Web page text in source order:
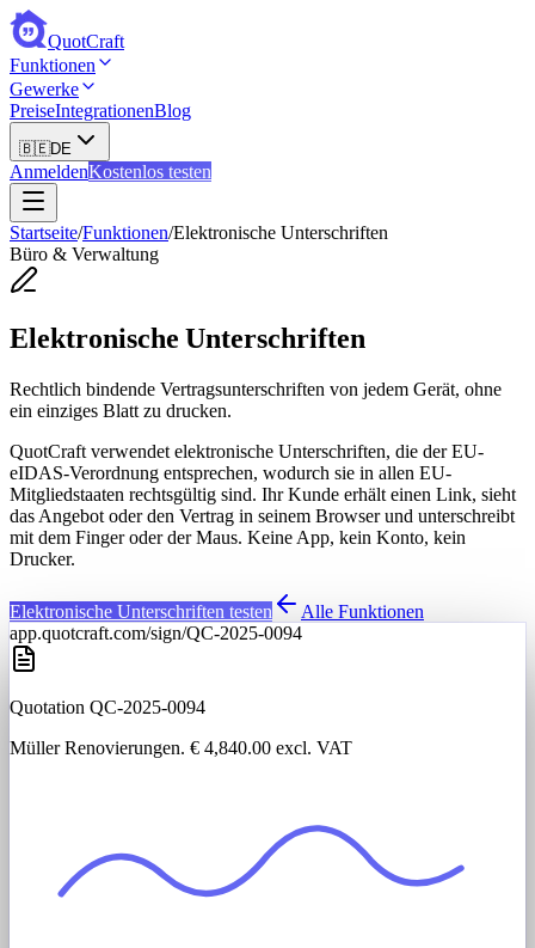
QuotCraft
Funktionen
Gewerke
PreiseIntegrationenBlog
🇧🇪DE
AnmeldenKostenlos testen
Startseite/Funktionen/Elektronische Unterschriften
Büro & Verwaltung
Elektronische Unterschriften
Rechtlich bindende Vertragsunterschriften von jedem Gerät, ohne
ein einziges Blatt zu drucken.
QuotCraft verwendet elektronische Unterschriften, die der EU-
eIDAS-Verordnung entsprechen, wodurch sie in allen EU-
Mitgliedstaaten rechtsgültig sind. Ihr Kunde erhält einen Link, sieht
das Angebot oder den Vertrag in seinem Browser und unterschreibt
mit dem Finger oder der Maus. Keine App, kein Konto, kein
Drucker.
Elektronische Unterschriften testen
Alle Funktionen
app.quotcraft.com/sign/QC-2025-0094
Quotation QC-2025-0094
Müller Renovierungen. € 4,840.00 excl. VAT